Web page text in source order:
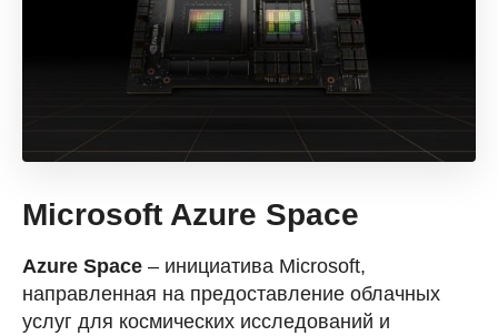
Microsoft Azure Space
Azure Space – инициатива Microsoft,
направленная на предоставление облачных
услуг для космических исследований и